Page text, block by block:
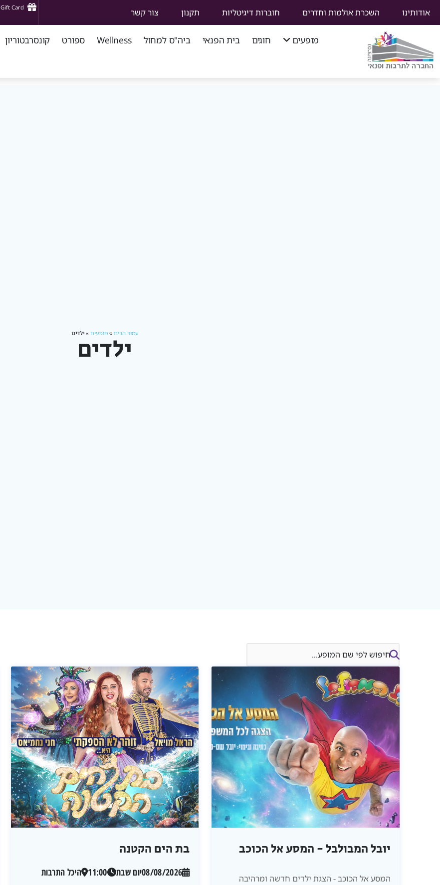
אודותינו השכרת אולמות וחדרים חוברות דיגיטליות תקנון צור קשר Gift Card
מופעים חוגים בית הפנאי ביה"ס למחול Wellness ספורט קונסרבטוריון
סוף
עמוד הבית »מופעים »ילדיםילדים
יובל המבולבל - המסע אל הכוכב
המסע אל הכוכב - הצגת ילדים חדשה ומרהיבה
בת הים הקטנה
08/08/2026יום שבת 11:00 היכל התרבות